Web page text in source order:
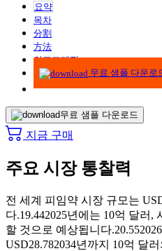
요약
목차
分割
方法
인포그래픽
무료 샘플 다운로
무료 샘플 다운로드
지금 구매
주요 시장 통찰력
전 세계 피임약 시장 규모는
다.19.442025년에는 10억 달러,
할 것으로 예상됩니다.20.55
USD28.782034년까지 10억 달